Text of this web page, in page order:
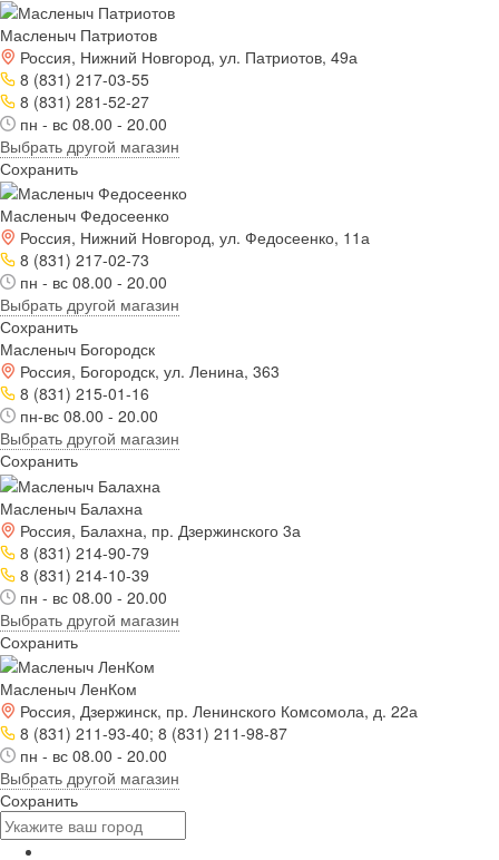
Масленыч Патриотов
Россия, Нижний Новгород, ул. Патриотов, 49а
8 (831) 217-03-55
8 (831) 281-52-27
пн - вс 08.00 - 20.00
Выбрать другой магазин
Сохранить
Масленыч Федосеенко
Россия, Нижний Новгород, ул. Федосеенко, 11а
8 (831) 217-02-73
пн - вс 08.00 - 20.00
Выбрать другой магазин
Сохранить
Масленыч Богородск
Россия, Богородск, ул. Ленина, 363
8 (831) 215-01-16
пн-вс 08.00 - 20.00
Выбрать другой магазин
Сохранить
Масленыч Балахна
Россия, Балахна, пр. Дзержинского 3а
8 (831) 214-90-79
8 (831) 214-10-39
пн - вс 08.00 - 20.00
Выбрать другой магазин
Сохранить
Масленыч ЛенКом
Россия, Дзержинск, пр. Ленинского Комсомола, д. 22а
8 (831) 211-93-40; 8 (831) 211-98-87
пн - вс 08.00 - 20.00
Выбрать другой магазин
Сохранить